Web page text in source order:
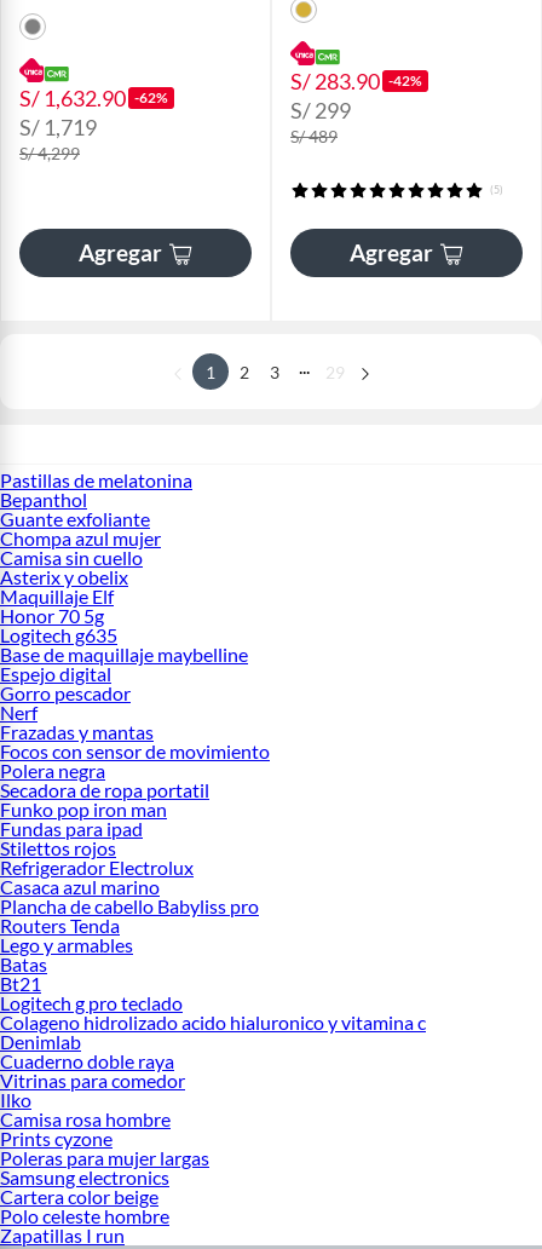
S/ 1,632.90 -62%
S/ 1,719
S/ 4,299
Agregar
S/ 283.90 -42%
S/ 299
S/ 489
(5)
Agregar
1 2 3 29
Pastillas de melatonina
Bepanthol
Guante exfoliante
Chompa azul mujer
Camisa sin cuello
Asterix y obelix
Maquillaje Elf
Honor 70 5g
Logitech g635
Base de maquillaje maybelline
Espejo digital
Gorro pescador
Nerf
Frazadas y mantas
Focos con sensor de movimiento
Polera negra
Secadora de ropa portatil
Funko pop iron man
Fundas para ipad
Stilettos rojos
Refrigerador Electrolux
Casaca azul marino
Plancha de cabello Babyliss pro
Routers Tenda
Lego y armables
Batas
Bt21
Logitech g pro teclado
Colageno hidrolizado acido hialuronico y vitamina c
Denimlab
Cuaderno doble raya
Vitrinas para comedor
Ilko
Camisa rosa hombre
Prints cyzone
Poleras para mujer largas
Samsung electronics
Cartera color beige
Polo celeste hombre
Zapatillas I run